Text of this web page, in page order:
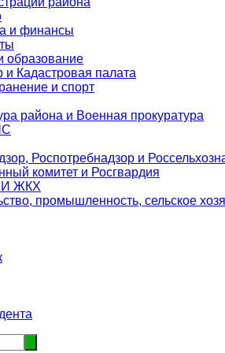
и финансы
образование
и Кадастровая палата
и спорт
района и Военная прокуратура
Роспотребнадзор и
комитет и Росгвардия
И ЖКХ
промышленность, сельское